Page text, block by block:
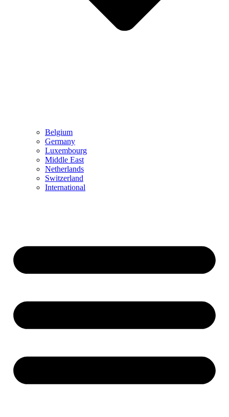
Belgium
Germany
Luxembourg
Middle East
Netherlands
Switzerland
International